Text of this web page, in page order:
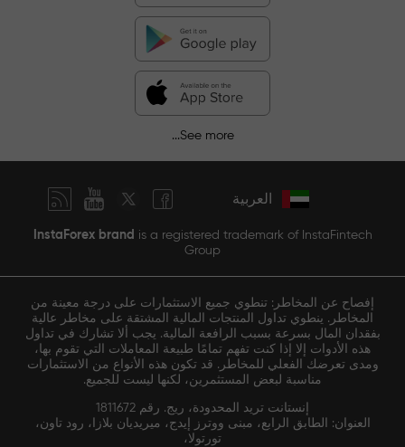
See more...
العربية
InstaForex brand is a registered trademark of InstaFintech
Group
إفصاح عن المخاطر: تنطوي جميع الاستثمارات على درجة معينة من
المخاطر. ينطوي تداول المنتجات المالية المشتقة على مخاطر عالية
بفقدان المال بسرعة بسبب الرافعة المالية. يجب ألا تشارك في تداول
هذه الأدوات إلا إذا كنت تفهم تمامًا طبيعة المعاملات التي تقوم بها،
ومدى تعرضك الفعلي للمخاطر. قد تكون هذه الأنواع من الاستثمارات
مناسبة لبعض المستثمرين، لكنها ليست للجميع.
إنستانت تريد المحدودة، ريج. رقم 1811672
العنوان: الطابق الرابع، مبنى ووترز إيدج، ميريديان بلازا، رود تاون،
تورتولا،